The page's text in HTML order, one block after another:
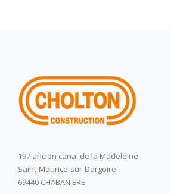
197 ancien canal de la Madeleine
Saint-Maurice-sur-Dargoire
69440 CHABANIERE